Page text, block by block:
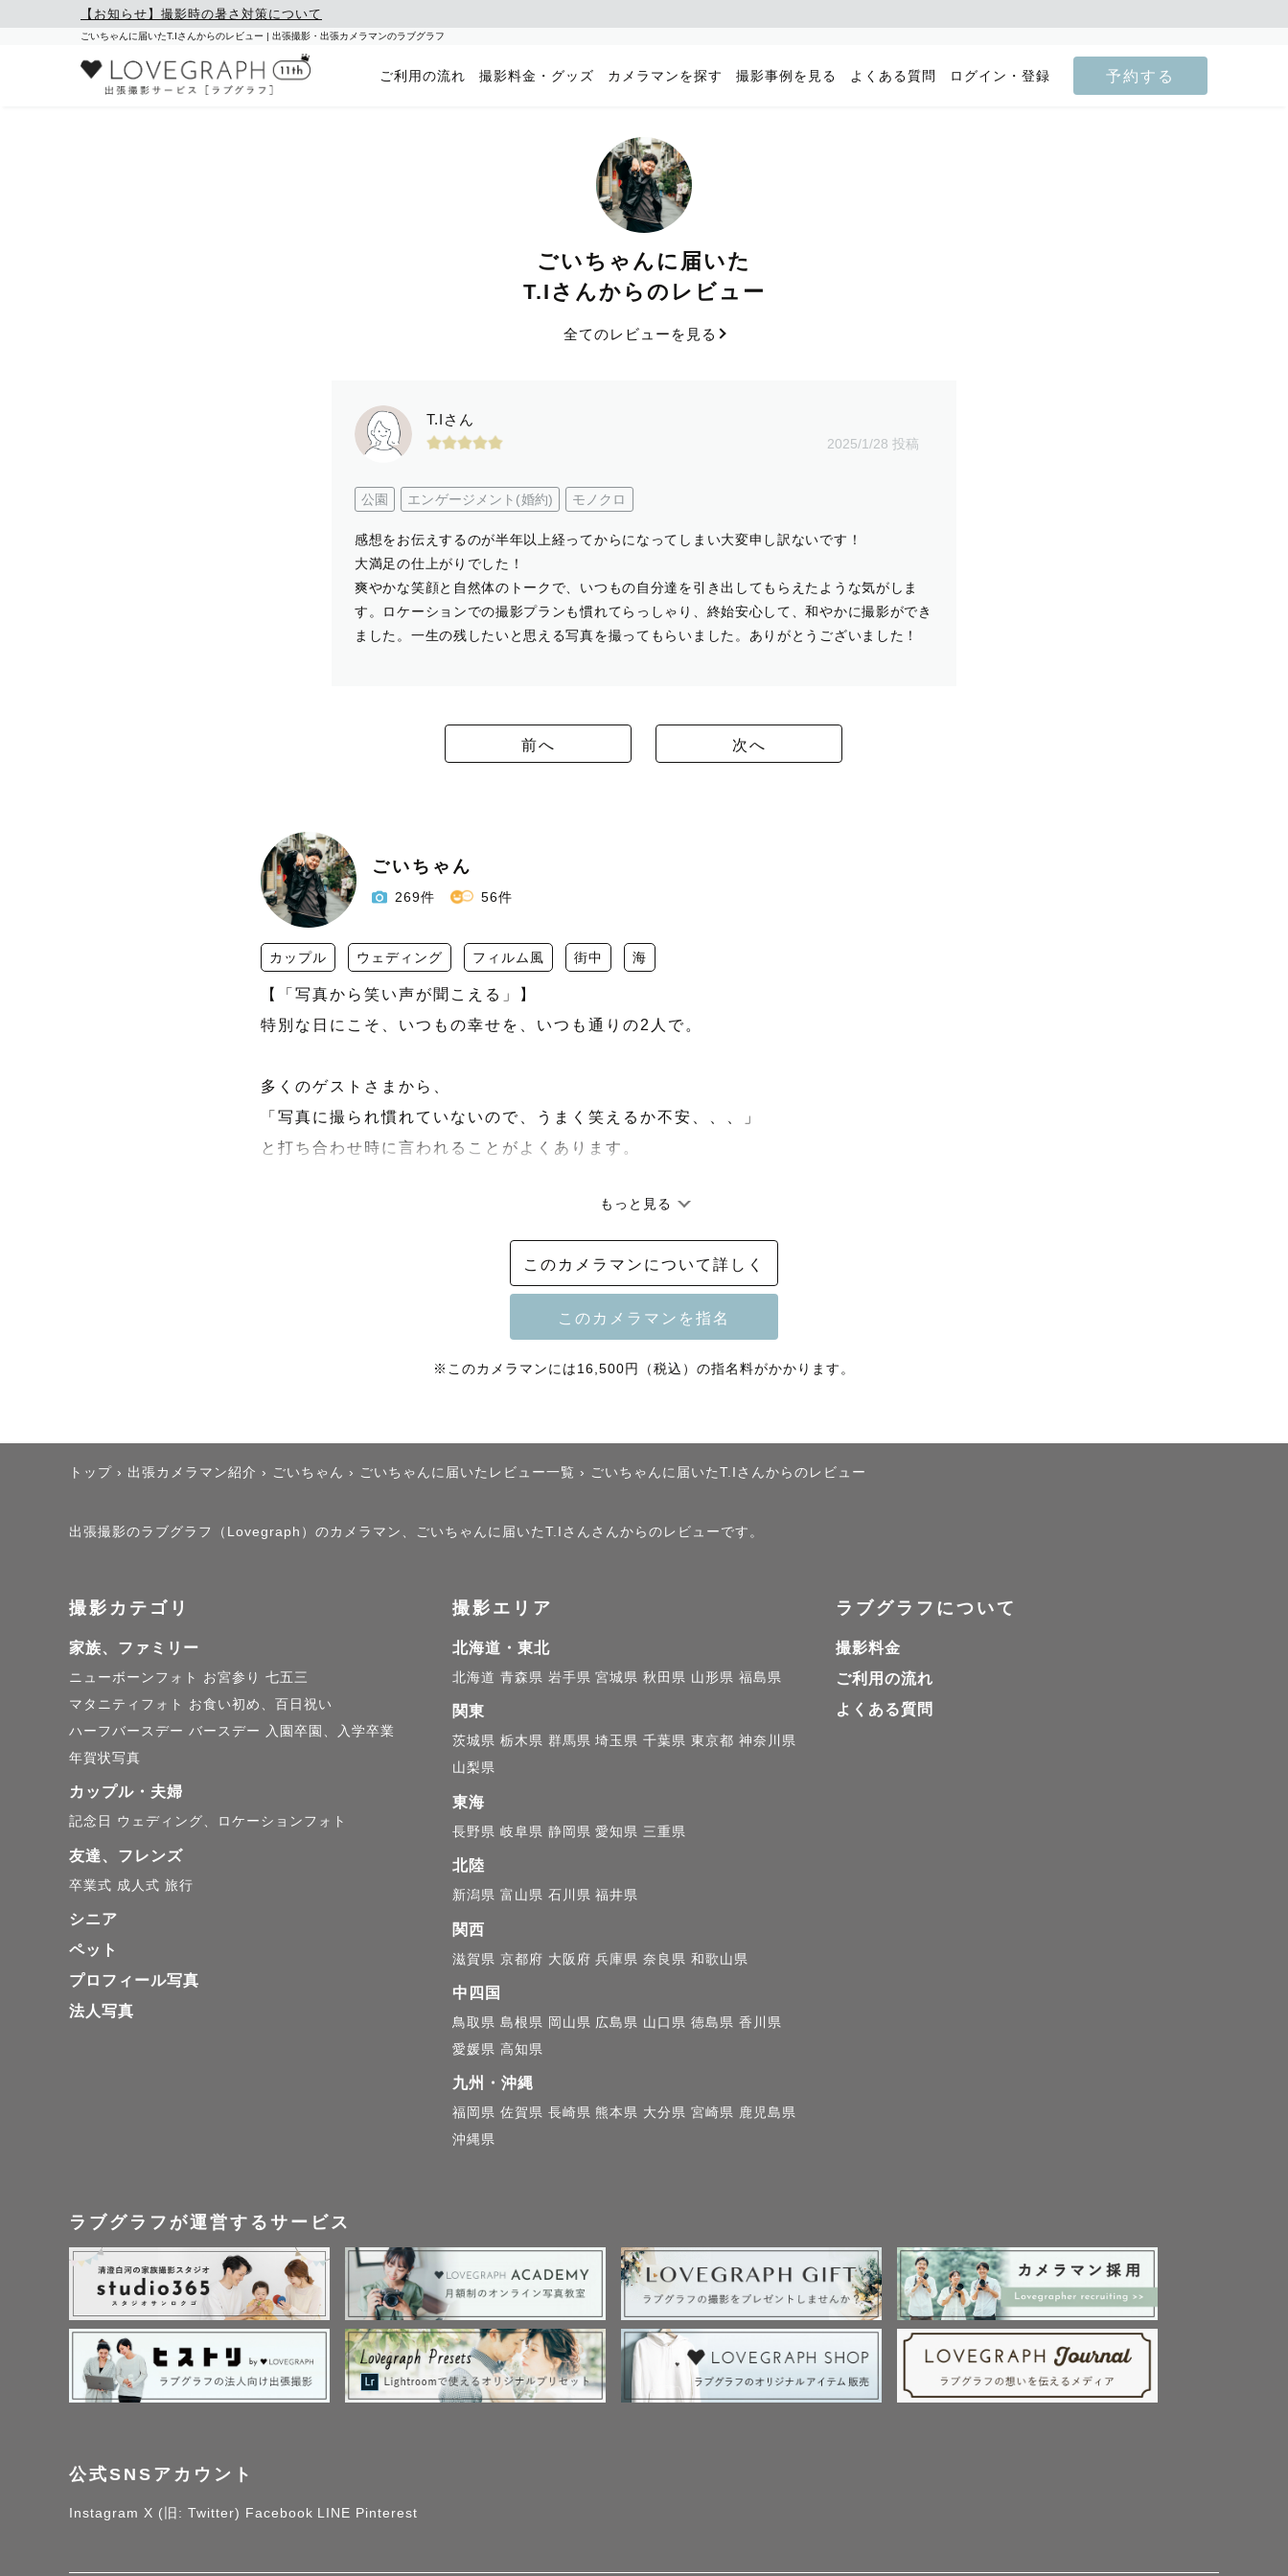
【お知らせ】撮影時の暑さ対策について
ごいちゃんに届いたT.Iさんからのレビュー | 出張撮影・出張カメラマンのラブグラフ
ご利用の流れ 撮影料金・グッズ カメラマンを探す 撮影事例を見る よくある質問 ログイン・登録 予約する
ごいちゃんに届いた
T.Iさんからのレビュー
全てのレビューを見る
T.Iさん
2025/1/28 投稿
公園 エンゲージメント(婚約) モノクロ
感想をお伝えするのが半年以上経ってからになってしまい大変申し訳ないです！
大満足の仕上がりでした！
爽やかな笑顔と自然体のトークで、いつもの自分達を引き出してもらえたような気がしま
す。ロケーションでの撮影プランも慣れてらっしゃり、終始安心して、和やかに撮影ができ
ました。一生の残したいと思える写真を撮ってもらいました。ありがとうございました！
前へ 次へ
ごいちゃん
269件 56件
カップル ウェディング フィルム風 街中 海
【「写真から笑い声が聞こえる」】
特別な日にこそ、いつもの幸せを、いつも通りの2人で。
多くのゲストさまから、
「写真に撮られ慣れていないので、うまく笑えるか不安、、、」
と打ち合わせ時に言われることがよくあります。
「ごいちゃんのおかげで自然体でいられて、とても素敵な写真と時間になりました！」や、
「自分たちいい顔してて、すごく楽しそう！！」
などの感想をたくさんいただきます。
【何気ない”いつもの瞬間”こそが”尊い”】
以前にゲスト様から、納品した写真を2人で見た時の
リアクション動画をもらったことがあります。
その動画に写っていたのは、自分たちの自然な姿をみて
「これやば！！」、「いい笑顔！！」と感動している姿でした。
その動画を見て、私はほんとに嬉しくて嬉しくて、
誰かを幸せにできるカメラマンという仕事に
ポップな場所での可愛い写真。
でも、撮影した写真で心底喜んでもらえることが多いのは、
綺麗な”場所”の背景よりも、
いつものように自然に笑い合ってる”姿”でした。
【撮影スタイルについて】
もっと見る
このカメラマンについて詳しく
※このカメラマンには16,500円（税込）の指名料がかかります。
トップ › 出張カメラマン紹介 › ごいちゃん › ごいちゃんに届いたレビュー一覧 › ごいちゃんに届いたT.Iさんからのレビュー
出張撮影のラブグラフ（Lovegraph）のカメラマン、ごいちゃんに届いたT.Iさんさんからのレビューです。
撮影カテゴリ
家族、ファミリー
ニューボーンフォト お宮参り 七五三
マタニティフォト
お食い初め、百日祝い
ハーフバースデー バースデー
入園卒園、入学卒業
年賀状写真
カップル・夫婦
記念日 ウェディング、ロケーションフォト
友達、フレンズ
卒業式 成人式 旅行
シニア
ペット
プロフィール写真
法人写真
撮影エリア
北海道・東北
北海道 青森県 岩手県 宮城県 秋田県 山形県 福島県
関東
茨城県 栃木県 群馬県 埼玉県 千葉県 東京都 神奈川県
山梨県
東海
長野県 岐阜県 静岡県 愛知県 三重県
北陸
新潟県 富山県 石川県 福井県
関西
滋賀県 京都府 大阪府 兵庫県 奈良県 和歌山県
中四国
鳥取県 島根県 岡山県 広島県 山口県 徳島県 香川県
愛媛県 高知県
九州・沖縄
福岡県 佐賀県 長崎県 熊本県 大分県 宮崎県 鹿児島県
沖縄県
ラブグラフについて
撮影料金
ご利用の流れ
よくある質問
ラブグラフが運営するサービス
公式SNSアカウント
Instagram X (旧: Twitter) Facebook LINE Pinterest